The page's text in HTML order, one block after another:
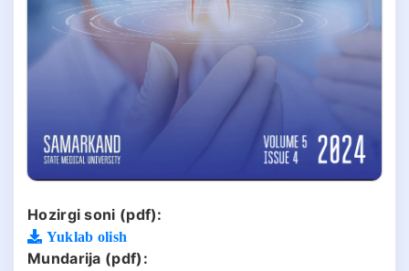
Hozirgi soni (pdf):
Yuklab olish
Mundarija (pdf):